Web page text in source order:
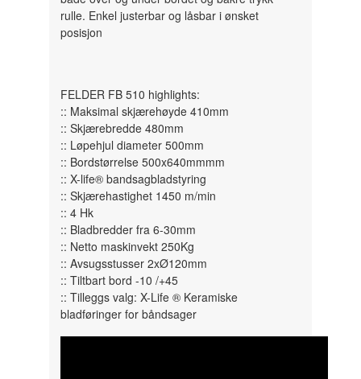
rulle. Enkel justerbar og låsbar i ønsket
posisjon
FELDER FB 510 highlights:
:: Maksimal skjærehøyde 410mm
:: Skjærebredde 480mm
:: Løpehjul diameter 500mm
:: Bordstørrelse 500x640mmmm
:: X-life® bandsagbladstyring
:: Skjærehastighet 1450 m/min
:: 4 Hk
:: Bladbredder fra 6-30mm
:: Netto maskinvekt 250Kg
:: Avsugsstusser 2xØ120mm
:: Tiltbart bord -10 /+45
:: Tilleggs valg: X-Life ® Keramiske
bladføringer for båndsager